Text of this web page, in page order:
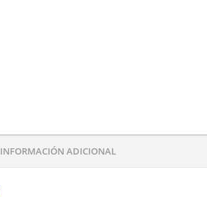
INFORMACIÓN ADICIONAL